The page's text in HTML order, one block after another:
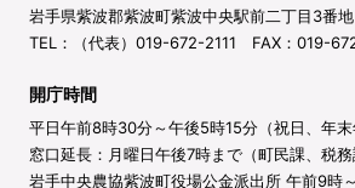
岩手県紫波郡紫波町紫波中央駅前二丁目3番地
TEL：（代表）019-672-2111 FAX：019-
開庁時間
平日午前8時30分～午後5時15分（祝日、年末
窓口延長：月曜日午後7時まで（町民課、税務
岩手中央農協紫波町役場公金派出所 午前9時